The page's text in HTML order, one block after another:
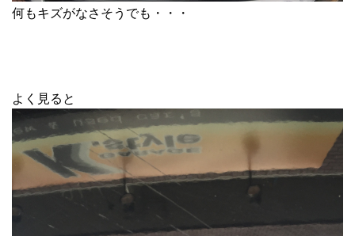
何もキズがなさそうでも・・・
よく見ると